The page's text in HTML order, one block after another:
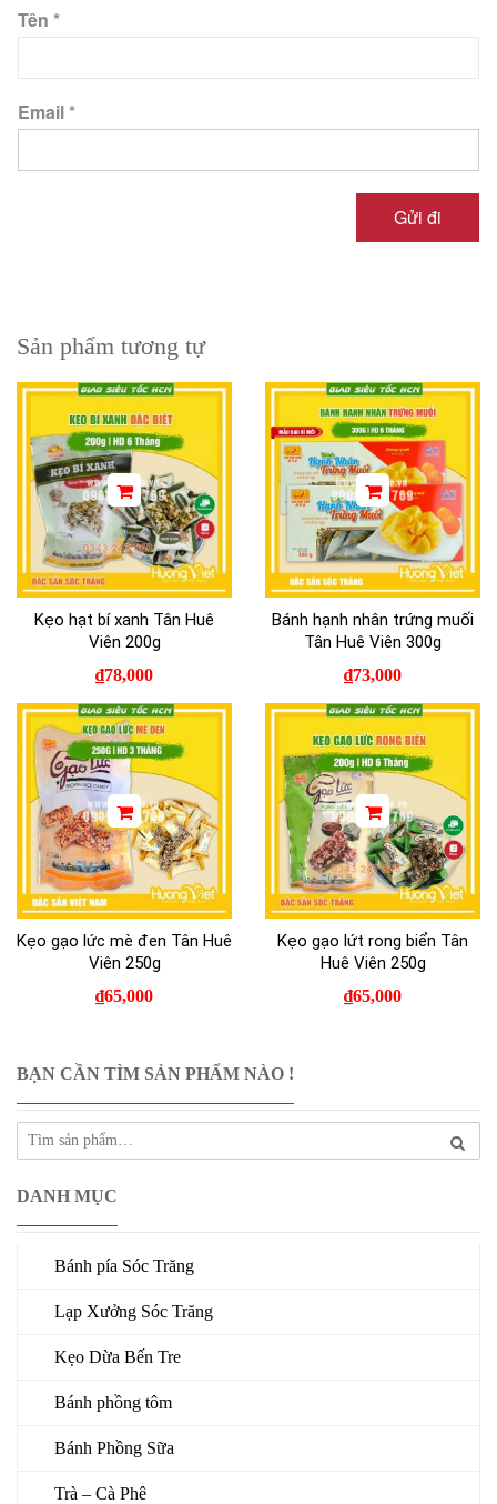
BẠN CẦN TÌM SẢN PHẨM NÀO !
DANH MỤC
Bánh pía Sóc Trăng
Lạp Xưởng Sóc Trăng
Kẹo Dừa Bến Tre
Bánh phồng tôm
Bánh Phồng Sữa
Trà – Cà Phê
Tên *
Email*
Sản phẩm tương tự
Kẹo hạt bí xanh Tân Huê
Viên 200g
₫78,000
Bánh hạnh nhân trứng muối
Tân Huê Viên 300g
₫73,000
Kẹo gạo lức mè đen Tân Huê
Viên 250g
₫65,000
Kẹo gạo lứt rong biển Tân
Huê Viên 250g
₫65,000